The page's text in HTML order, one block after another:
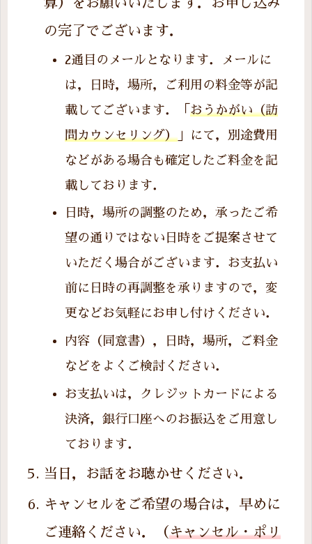
算）をお願いいたします．お申し込み
の完了でございます．
2通目のメールとなります．メールに
は，日時，場所，ご利用の料金等が記
載してございます．「 おうかがい（訪
問カウンセリング）」にて，別途費用
などがある場合も確定したご料金を記
載しております．
日時，場所の調整のため，承ったご希
望の通りではない日時をご提案させて
いただく場合がございます．お支払い
前に日時の再調整を承りますので，変
更などお気軽にお申し付けください．
内容（同意書），日時，場所，ご料金
などをよくご検討ください．
お支払いは，クレジットカードによる
決済，銀行口座へのお振込をご用意し
ております．
当日，お話をお聴かせください．
キャンセルをご希望の場合は，早めに
ご連絡ください．（ キャンセル・ポリ